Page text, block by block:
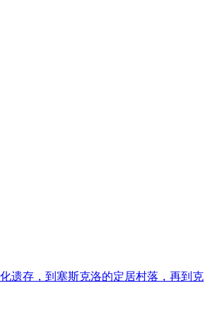
遗存，到塞斯克洛的定居村落，再到克